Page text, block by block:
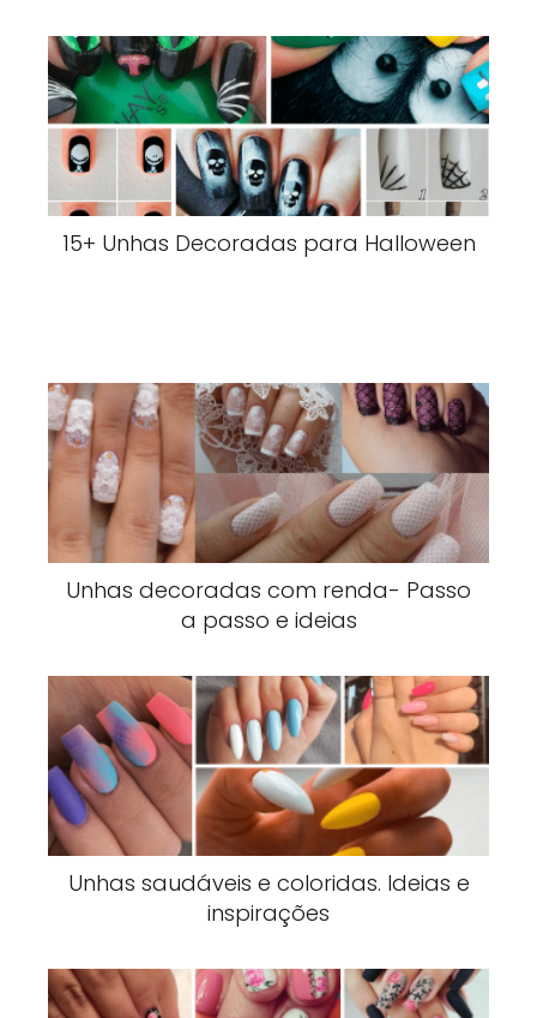
15+ Unhas Decoradas para Halloween
Unhas decoradas com renda- Passo
a passo e ideias
Unhas saudáveis e coloridas. Ideias e
inspirações